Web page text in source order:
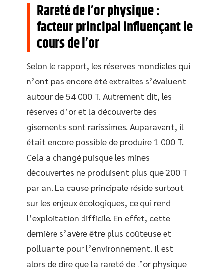
Rareté de l’or physique :
facteur principal influençant le
cours de l’or
Selon le rapport, les réserves mondiales qui
n’ont pas encore été extraites s’évaluent
autour de 54 000 T. Autrement dit, les
réserves d’or et la découverte des
gisements sont rarissimes. Auparavant, il
était encore possible de produire 1 000 T.
Cela a changé puisque les mines
découvertes ne produisent plus que 200 T
par an. La cause principale réside surtout
sur les enjeux écologiques, ce qui rend
l’exploitation difficile. En effet, cette
dernière s’avère être plus coûteuse et
polluante pour l’environnement. Il est
alors de dire que la rareté de l’or physique